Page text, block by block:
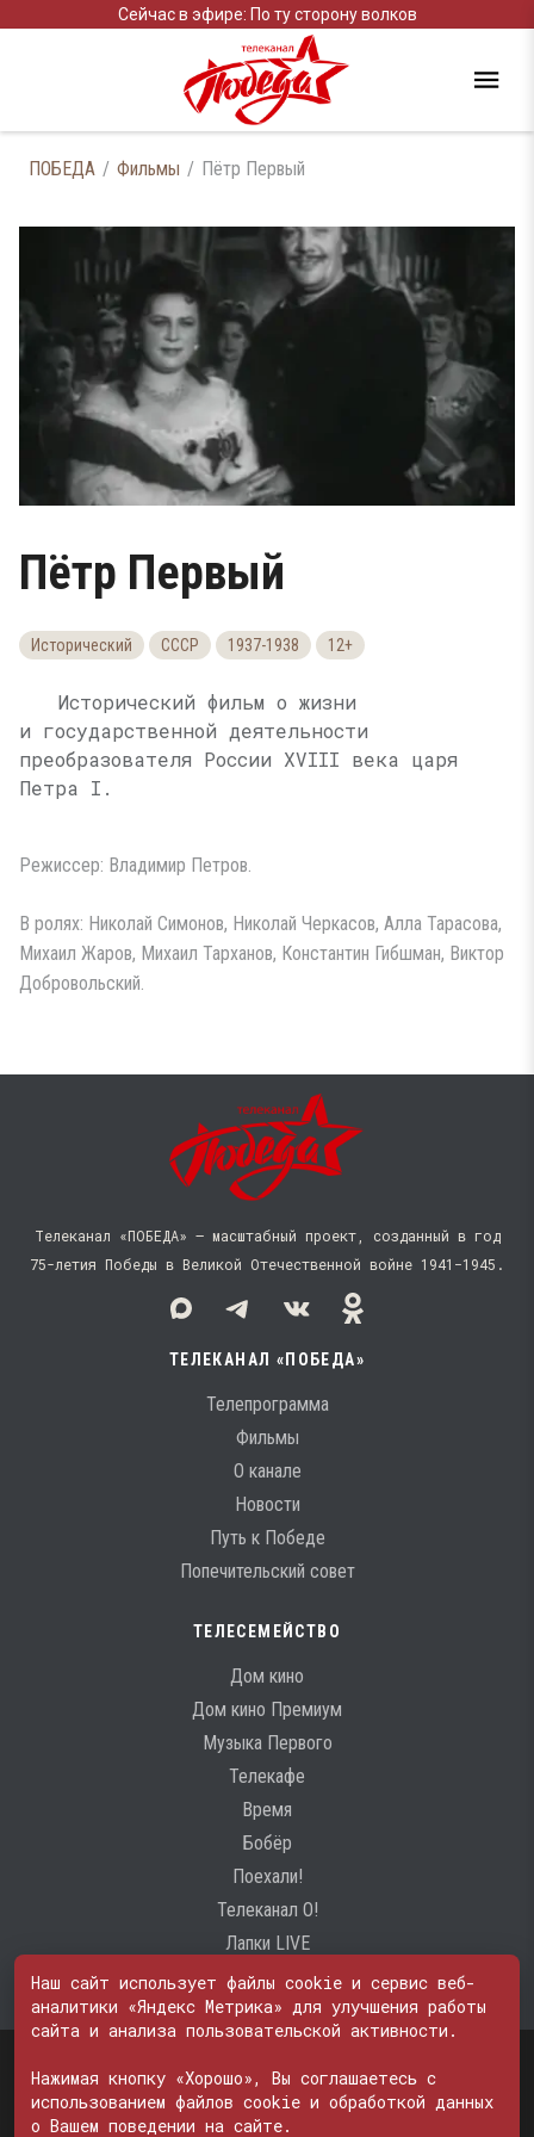
Сейчас в эфире: По ту сторону волков
ПОБЕДА Фильмы Пётр Первый
Пётр Первый
Исторический СССР 1937-1938 12+
Исторический фильм о жизни
и государственной деятельности
преобразователя России XVIII века царя
Петра I.
Режиссер: Владимир Петров.
В ролях: Николай Симонов, Николай Черкасов, Алла Тарасова,
Михаил Жаров, Михаил Тарханов, Константин Гибшман, Виктор
Добровольский.
Телеканал «ПОБЕДА» — масштабный проект, созданный в год
75-летия Победы в Великой Отечественной войне 1941−1945.
ТЕЛЕКАНАЛ «ПОБЕДА»
Телепрограмма
Фильмы
О канале
Новости
Путь к Победе
Попечительский совет
ТЕЛЕСЕМЕЙСТВО
Дом кино
Дом кино Премиум
Музыка Первого
Телекафе
Время
Бобёр
Поехали!
Телеканал О!
Лапки LIVE
№ ФС 77 - 74600
© 2000—2026. Редакция телеканала «ПОБЕДА». Все права на любые
материалы, опубликованные на сайте, защищены. Любое
Наш сайт использует файлы cookie и сервис веб-
аналитики «Яндекс Метрика» для улучшения работы
сайта и анализа пользовательской активности.
Нажимая кнопку «Хорошо», Вы соглашаетесь с
использованием файлов cookie и обработкой данных
о Вашем поведении на сайте.